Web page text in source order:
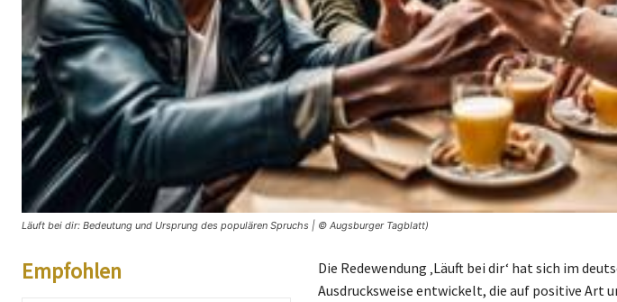
Läuft bei dir: Bedeutung und Ursprung des populären Spruchs | © Augsburger Tagblatt)
Empfohlen
Die Redewendung ‚Läuft bei dir‘ hat sich im
Ausdrucksweise entwickelt, die auf positive Art